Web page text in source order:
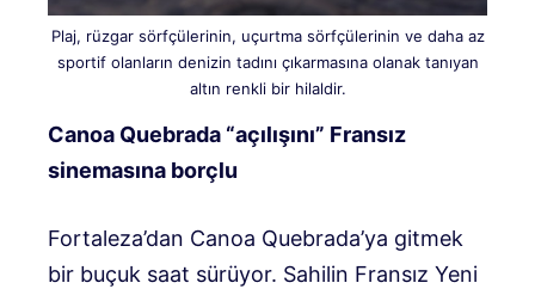
Plaj, rüzgar sörfçülerinin, uçurtma sörfçülerinin ve daha az
sportif olanların denizin tadını çıkarmasına olanak tanıyan
altın renkli bir hilaldir.
Canoa Quebrada “açılışını” Fransız
sinemasına borçlu
Fortaleza’dan Canoa Quebrada’ya gitmek
bir buçuk saat sürüyor. Sahilin Fransız Yeni